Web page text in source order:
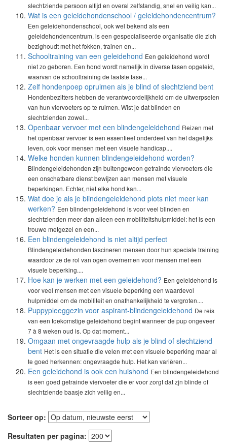
slechtziende persoon altijd en overal zelfstandig, snel en veilig kan...
Wat is een geleidehondenschool / geleidehondencentrum?
Een geleidehondenschool, ook wel bekend als een
geleidehondencentrum, is een gespecialiseerde organisatie die zich
bezighoudt met het fokken, trainen en...
Schooltraining van een geleidehond Een geleidehond wordt
niet zo geboren. Een hond wordt namelijk in diverse fasen opgeleid,
waarvan de schooltraining de laatste fase...
Zelf hondenpoep opruimen als je blind of slechtziend bent
Hondenbezitters hebben de verantwoordelijkheid om de uitwerpselen
van hun viervoeters op te ruimen. Wist je dat blinden en
slechtzienden zowel...
Openbaar vervoer met een blindengeleidehond Reizen met
het openbaar vervoer is een essentieel onderdeel van het dagelijks
leven, ook voor mensen met een visuele handicap....
Welke honden kunnen blindengeleidehond worden?
Blindengeleidehonden zijn buitengewoon getrainde viervoeters die
een onschatbare dienst bewijzen aan mensen met visuele
beperkingen. Echter, niet elke hond kan...
Wat doe je als je blindengeleidehond plots niet meer kan
werken? Een blindengeleidehond is voor veel blinden en
slechtzienden meer dan alleen een mobiliteitshulpmiddel: het is een
trouwe metgezel en een...
Een blindengeleidehond is niet altijd perfect
Blindengeleidehonden fascineren mensen door hun speciale training
waardoor ze de rol van ogen overnemen voor mensen met een
visuele beperking....
Hoe kan je werken met een geleidehond? Een geleidehond is
voor veel mensen met een visuele beperking een waardevol
hulpmiddel om de mobiliteit en onafhankelijkheid te vergroten....
Puppypleeggezin voor aspirant-blindengeleidehond De reis
van een toekomstige geleidehond begint wanneer de pup ongeveer
7 à 8 weken oud is. Op dat moment...
Omgaan met ongevraagde hulp als je blind of slechtziend
bent Het is een situatie die velen met een visuele beperking maar al
te goed herkennen: ongevraagde hulp. Het kan variëren...
Een geleidehond is ook een huishond Een blindengeleidehond
is een goed getrainde viervoeter die er voor zorgt dat zjn blinde of
slechtziende baasje zich veilig en...
Sorteer op:
Resultaten per pagina: